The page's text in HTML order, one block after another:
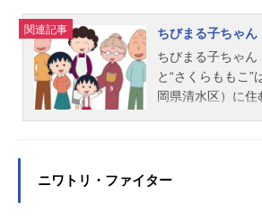
との対峙が迫る中
生き抜いた白石由
月島軍曹、鯉登少
役目に従ってど
一方、第七師団
関連記事
ちびまる子ちゃん
ちびまる子ちゃん
と“さくらももこ”
岡県清水区）に住
て仲良しのたまち
ニワトリ・ファイター